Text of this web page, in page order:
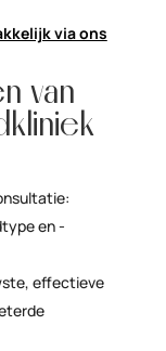
via ons
van
en -
effectieve